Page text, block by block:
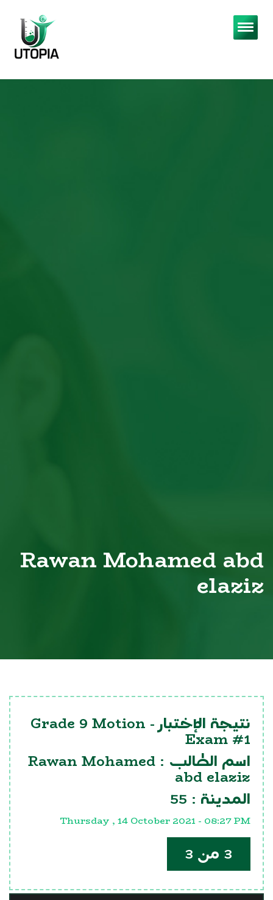
Rawan Mohamed abd
elaziz
نتيجة الإختبار - Grade 9 Motion
Exam #1
اسم الطالب : Rawan Mohamed
abd elaziz
المدينة : 55
Thursday , 14 October 2021 - 08:27 PM
3 من 3